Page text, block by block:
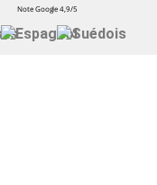
Note Google 4,9/5